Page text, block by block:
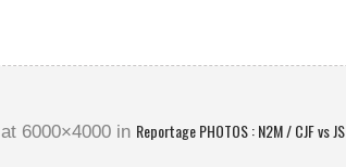
at 6000×4000 in Reportage PHOTOS : N2M / CJF vs